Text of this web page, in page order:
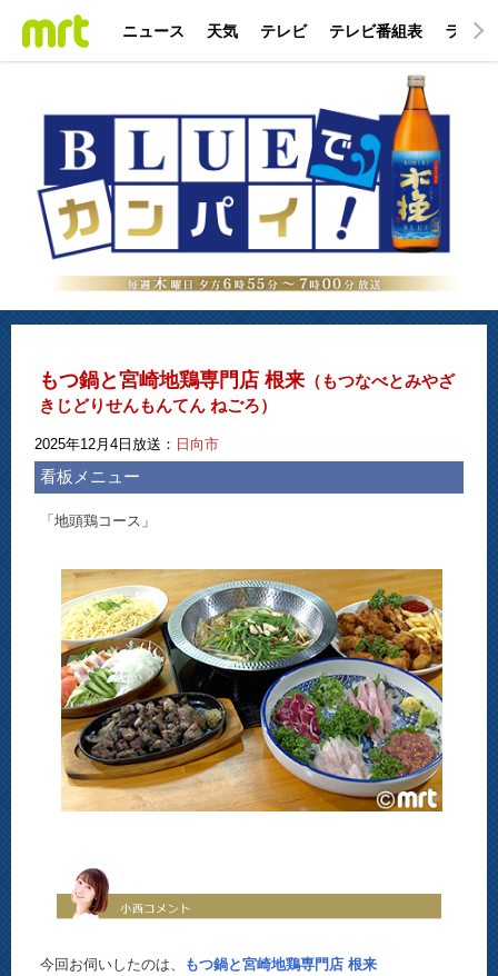
ニュース 天気 テレビ テレビ番組表 ラジオ
もつ鍋と宮崎地鶏専門店 根来 （もつなべとみやざ
きじどりせんもんてん ねごろ）
2025年12月4日放送： 日向市
看板メニュー
「地頭鶏コース」
今回お伺いしたのは、 もつ鍋と宮崎地鶏専門店 根来